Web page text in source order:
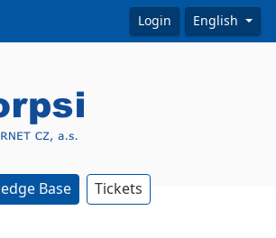
Login English
Base Tickets